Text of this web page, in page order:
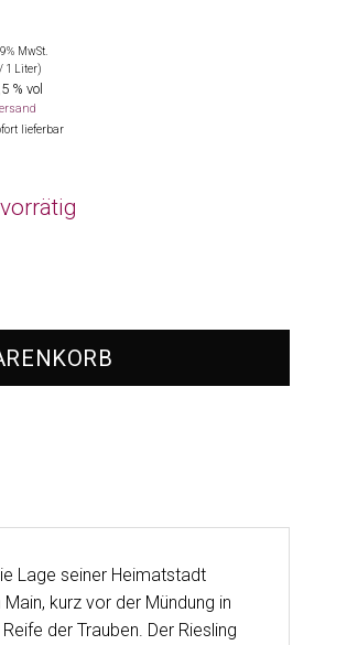
MwSt.
1 Liter)
% vol
lieferbar
VDP.Erste Lage, Weingut
Lage seiner Heimatstadt
kurz vor der Mündung in
der Trauben. Der Riesling